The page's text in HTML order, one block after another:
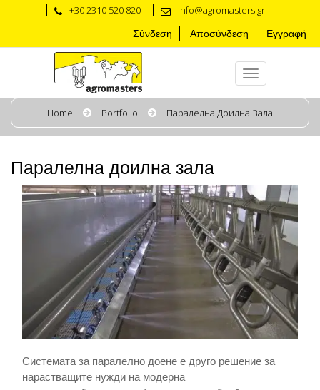
+30 2310 520 820 info@agromasters.gr
Σύνδεση Αποσύνδεση Εγγραφή
Home Portfolio Паралелна Доилна Зала
Паралелна доилна зала
Системата за паралелно доене е друго решение за
нарастващите нужди на модерна